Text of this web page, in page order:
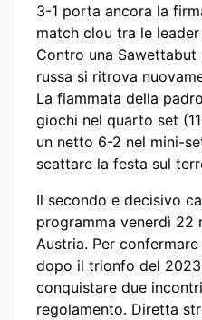
3-1 porta ancora la
match clou tra le
Contro una Sawettabut
russa si ritrova
La fiammata della
giochi nel quarto set
un netto 6-2 nel mini-
scattare la festa sul
Il secondo e decisivo
programma venerdì 22
Austria. Per
dopo il trionfo del
conquistare due
regolamento. Diretta